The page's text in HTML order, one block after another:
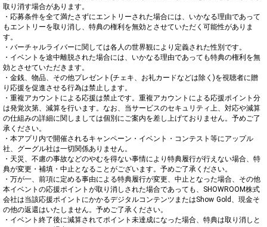
取り消す場合があります。
・応募条件を全て満たさずにエントリーされた場合には、いかなる理由であって
もエントリーを取り消し、特典の権利を無効とさせていただく可能性がありま
す。
・バーチャルライバーに関しては各人の世界観により定義された性別です。
・イベントを途中離脱された場合には、いかなる理由であっても特典の権利を無
効とさせていただきます。
・金銭、物品、その他プレゼント(チェキ、お礼カードなどは除く)を視聴者に贈
り応援を促進させる行為は禁止します。
・重複アカウントによる応援は禁止です。重複アカウントによる応援ポイント分
は発覚次第、減算を行います。なお、当サービスのセキュリティ上、対応や減算
の仕組みの詳細に関しましては個別にご案内を差し上げておりません。予めご了
承ください。
・本アプリ内で開催されるキャンペーン・イベント・コンテスト等にアップル
社、グーグル社は一切関係ありません。
・天災、不慮の事故などのやむを得ない事情により特典履行が行えない場合、特
典が変更・補填・中止となることがございます。予めご了承ください。
・万が一、前項に定める事由による特典履行が変更、中止となった場合、その他
本イベントの応援ポイントが取り消しされた場合であっても、SHOWROOM株式
会社は当該応援ポイントにかかるデジタルコンテンツまたはShow Gold、現金そ
の他の返還はいたしません。予めご了承ください。
・イベント終了後に減算されてポイント未達成になった場合、特典は取り消しと